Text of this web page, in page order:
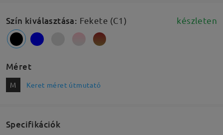
Szín kiválasztása: Fekete (C1) készleten
Méret
M Keret méret útmutató
Specifikációk